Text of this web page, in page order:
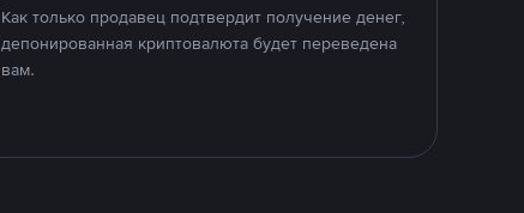
Как только продавец подтвердит получение денег,
депонированная криптовалюта будет переведена
вам.